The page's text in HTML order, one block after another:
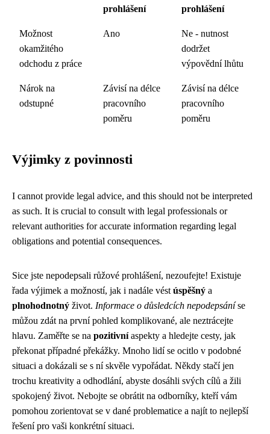
prohlášení
prohlášení
Možnost
okamžitého
odchodu z práce
Ano
Ne - nutnost
dodržet
výpovědní lhůtu
Nárok na
odstupné
Závisí na délce
pracovního
poměru
Závisí na délce
pracovního
poměru
Výjimky z povinnosti
I cannot provide legal advice, and this should not be interpreted
as such. It is crucial to consult with legal professionals or
relevant authorities for accurate information regarding legal
obligations and potential consequences.
Sice jste nepodepsali růžové prohlášení, nezoufejte! Existuje
řada výjimek a možností, jak i nadále vést úspěšný a
plnohodnotný život. Informace o důsledcích nepodepsáníse
můžou zdát na první pohled komplikované, ale neztrácejte
hlavu. Zaměřte se na pozitivníaspekty a hledejte cesty, jak
překonat případné překážky. Mnoho lidí se ocitlo v podobné
situaci a dokázali se s ní skvěle vypořádat. Někdy stačí jen
trochu kreativity a odhodlání, abyste dosáhli svých cílů a žili
spokojený život. Nebojte se obrátit na odborníky, kteří vám
pomohou zorientovat se v dané problematice a najít to nejlepší
řešení pro vaši konkrétní situaci.